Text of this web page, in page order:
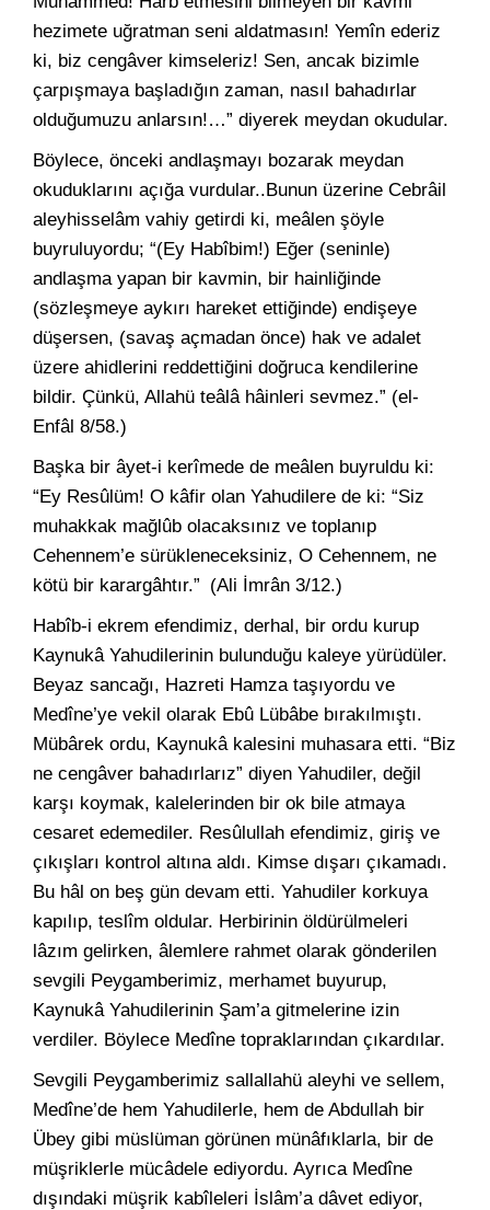
hezimete uğratman seni aldatmasın! Yemîn ederiz
ki, biz cengâver kimseleriz! Sen, ancak bizimle
çarpışmaya başladığın zaman, nasıl bahadırlar
olduğumuzu anlarsın!…” diyerek meydan okudular.
Böylece, önceki andlaşmayı bozarak meydan
okuduklarını açığa vurdular..Bunun üzerine Cebrâil
aleyhisselâm vahiy getirdi ki, meâlen şöyle
buyruluyordu; “(Ey Habîbim!) Eğer (seninle)
andlaşma yapan bir kavmin, bir hainliğinde
(sözleşmeye aykırı hareket ettiğinde) endişeye
düşersen, (savaş açmadan önce) hak ve adalet
üzere ahidlerini reddettiğini doğruca kendilerine
bildir. Çünkü, Allahü teâlâ hâinleri sevmez.” (el-
Enfâl 8/58.)
Başka bir âyet-i kerîmede de meâlen buyruldu ki:
“Ey Resûlüm! O kâfir olan Yahudilere de ki: “Siz
muhakkak mağlûb olacaksınız ve toplanıp
Cehennem’e sürükleneceksiniz, O Cehennem, ne
kötü bir karargâhtır.” (Ali İmrân 3/12.)
Habîb-i ekrem efendimiz, derhal, bir ordu kurup
Kaynukâ Yahudilerinin bulunduğu kaleye yürüdüler.
Beyaz sancağı, Hazreti Hamza taşıyordu ve
Medîne’ye vekil olarak Ebû Lübâbe bırakılmıştı.
Mübârek ordu, Kaynukâ kalesini muhasara etti. “Biz
ne cengâver bahadırlarız” diyen Yahudiler, değil
karşı koymak, kalelerinden bir ok bile atmaya
cesaret edemediler. Resûlullah efendimiz, giriş ve
çıkışları kontrol altına aldı. Kimse dışarı çıkamadı.
Bu hâl on beş gün devam etti. Yahudiler korkuya
kapılıp, teslîm oldular. Herbirinin öldürülmeleri
lâzım gelirken, âlemlere rahmet olarak gönderilen
sevgili Peygamberimiz, merhamet buyurup,
Kaynukâ Yahudilerinin Şam’a gitmelerine izin
verdiler. Böylece Medîne topraklarından çıkardılar.
Sevgili Peygamberimiz sallallahü aleyhi ve sellem,
Medîne’de hem Yahudilerle, hem de Abdullah bir
Übey gibi müslüman görünen münâfıklarla, bir de
müşriklerle mücâdele ediyordu. Ayrıca Medîne
dışındaki müşrik kabîleleri İslâm’a dâvet ediyor,